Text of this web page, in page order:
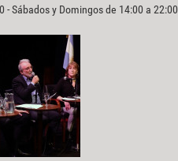
Sábados y Domingos de 14:00 a 22:00